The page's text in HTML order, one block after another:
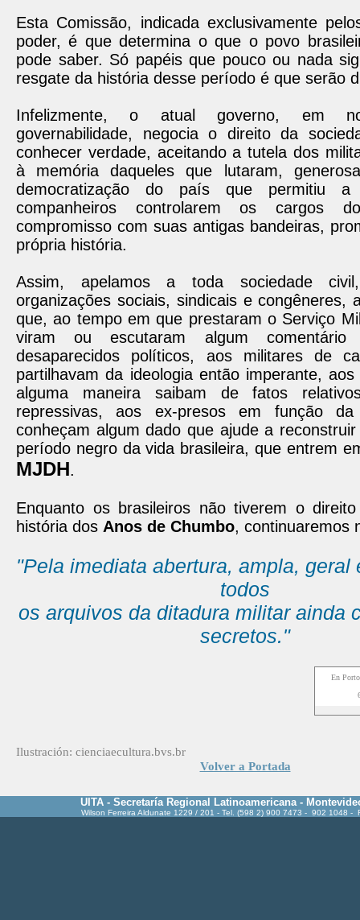
Esta Comissão, indicada exclusivamente
poder, é que determina o que o povo
pode saber. Só papéis que pouco ou nada
resgate da história desse período é que serão
Infelizmente, o atual governo, em
governabilidade, negocia o direito da
conhecer verdade, aceitando a tutela dos
à memória daqueles que lutaram,
democratização do país que permitiu
companheiros controlarem os cargos
compromisso com suas antigas bandeiras,
própria história.
Assim, apelamos a toda sociedade
organizações sociais, sindicais e congêneres,
que, ao tempo em que prestaram o Serviço
viram ou escutaram algum comentário
desaparecidos políticos, aos militares de
partilhavam da ideologia então imperante,
alguma maneira saibam de fatos
repressivas, aos ex-presos em função da
conheçam algum dado que ajude a
período negro da vida brasileira, que entrem
MJDH.
Enquanto os brasileiros não tiverem o
história dos Anos de Chumbo, continuaremos
"Pela imediata abertura, ampla, geral
todos
os arquivos da ditadura militar ainda
secretos."
En
6
Ilustración: cienciaecultura.bvs.br
Volver a Portada
UITA - Secretaría Regional Latinoamericana -
Wilson Ferreira Aldunate 1229 / 201 - Tel. (598 2) 900 7473 - 902 1048 -